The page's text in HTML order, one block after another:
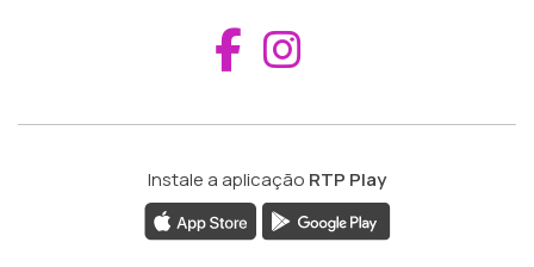
Aceder ao
Instale a aplicação RTP Play